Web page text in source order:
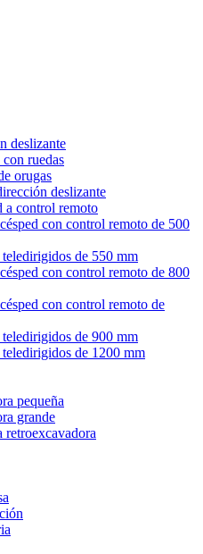
deslizante
ruedas
orugas
deslizante
a control remoto
con control remoto de 500
teledirigidos de 550 mm
con control remoto de 800
con control remoto de
teledirigidos de 900 mm
teledirigidos de 1200 mm
pequeña
grande
retroexcavadora